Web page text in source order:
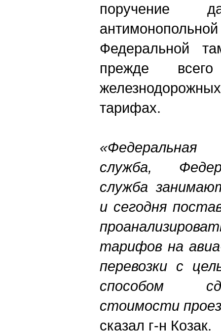
поручение
Федеральной
прежде
тарифах.
служба,
служба
и сегодня
тарифов на
перевозки с
способом
стоимости
сказал г-н Козак.